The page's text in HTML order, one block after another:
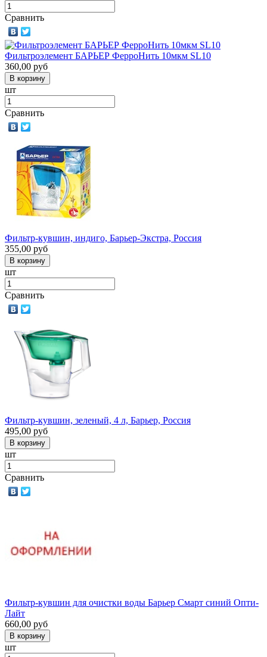
Сравнить
Фильтроэлемент БАРЬЕР ФерроНить 10мкм SL10
360,00 руб
шт
Сравнить
Фильтр-кувшин, индиго, Барьер-Экстра, Россия
355,00 руб
шт
Сравнить
Фильтр-кувшин, зеленый, 4 л, Барьер, Россия
495,00 руб
шт
Сравнить
Фильтр-кувшин для очистки воды Барьер Смарт синий Опти-
Лайт
660,00 руб
шт